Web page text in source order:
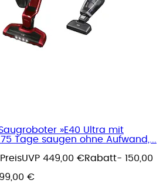
»E40 Ultra mit
Tage saugen ohne Aufwand,...
UVP 449,00 €Rabatt- 150,00
€